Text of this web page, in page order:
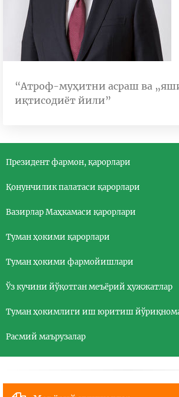
“Атроф-муҳитни асраш ва
иқтисодиёт йили”
Президент фармон, қарорлари
Қонунчилик палатаси қарорлари
Вазирлар Маҳкамаси қарорлари
Туман ҳокими қарорлари
Туман ҳокими фармойишлари
Ўз кучини йўқотган меъёрий ҳужжатлар
Туман ҳокимлиги иш юритиш
Расмий маърузалар